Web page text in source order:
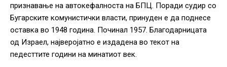
признавање на автокефалноста на БПЦ. Поради судир со
Бугарските комунистички власти, принуден е да поднесе
оставка во 1948 година. Починал 1957. Благодарницата
од Израел, најверојатно е издадена во текот на
педесттите години на минатиот век.